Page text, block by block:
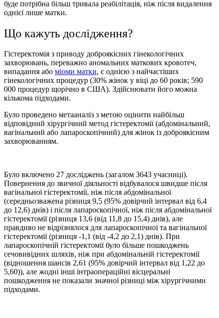
буде потрібна більш тривала реабілітація, ніж після видалення
однієї лише матки.
Що кажуть дослідження?
Гістеректомія з приводу доброякісних гінекологічних
захворювань, переважно аномальних маткових кровотеч,
випадання або міоми матки, є однією з найчастіших
гінекологічних процедур (30% жінок у віці до 60 років; 590
000 процедур щорічно в США). Здійснювати його можна
кількома підходами.
Було проведено метааналіз з метою оцінити найбільш
відповідний хірургічний метод гістеректомії (абдомінальний,
вагінальний або лапароскопічний) для жінок із доброякісним
захворюванням.
Було включено 27 досліджень (загалом 3643 учасниці).
Повернення до звичної діяльності відбувалося швидше після
вагінальної гістеректомії, ніж після абдомінальної
(середньозважена різниця 9,5 (95% довірчий інтервал від 6,4
до 12,6) днів) і після лапароскопічної, ніж після абдомінальної
гістеректомії (різниця 13,6 (від 11,8 до 15,4) днів), але
правдиво не відрізнялося для лапароскопічної та вагінальної
гістеректомії (різниця -1,1 (від -4,2 до 2,1) днів). При
лапароскопічній гістеректомії було більше пошкоджень
сечовивідних шляхів, ніж при абдомінальній гістеректомії
(відношення шансів 2,61 (95% довірчий інтервал від 1,22 до
5,60)), але жодні інші інтраопераційні вісцеральні
пошкодження не показали значної різниці між хірургічними
підходами.